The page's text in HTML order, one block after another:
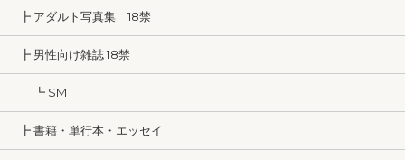
┣ アダルト写真集 18禁
┣ 男性向け雑誌 18禁
┗ SM
┣ 書籍・単行本・エッセイ